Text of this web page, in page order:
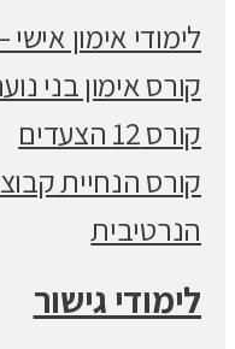
לימודי אימון
קורס אימון בני
קורס 12 הצעדים
קורס הנחיית
הנרטיבית
לימודי גישור